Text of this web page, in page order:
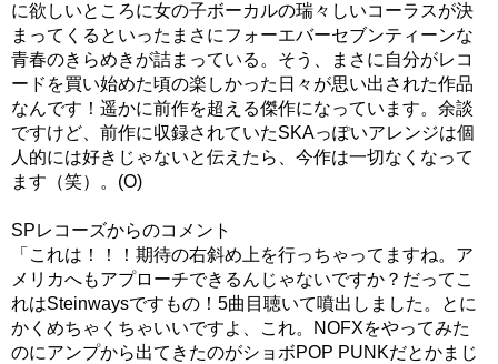
に欲しいところに女の子ボーカルの瑞々しいコーラスが決
まってくるといったまさにフォーエバーセブンティーンな
青春のきらめきが詰まっている。そう、まさに自分がレコ
ードを買い始めた頃の楽しかった日々が思い出された作品
なんです！遥かに前作を超える傑作になっています。余談
ですけど、前作に収録されていたSKAっぽいアレンジは個
人的には好きじゃないと伝えたら、今作は一切なくなって
ます（笑）。(O)
SPレコーズからのコメント
「これは！！！期待の右斜め上を行っちゃってますね。ア
メリカへもアプローチできるんじゃないですか？だってこ
れはSteinwaysですもの！5曲目聴いて噴出しました。とに
かくめちゃくちゃいいですよ、これ。NOFXをやってみた
のにアンプから出てきたのがショボPOP PUNKだとかまじ